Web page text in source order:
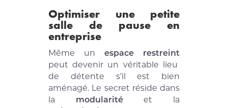
Optimiser une petite
salle de pause en
entreprise
Même un espace restreint
peut devenir un véritable lieu
de détente s’il est bien
aménagé. Le secret réside dans
la modularitéet la